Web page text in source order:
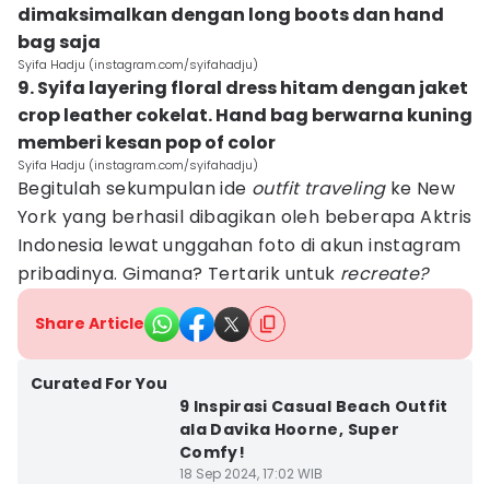
dimaksimalkan dengan long boots dan hand
bag saja
Syifa Hadju (instagram.com/syifahadju)
9. Syifa layering floral dress hitam dengan jaket
crop leather cokelat. Hand bag berwarna kuning
memberi kesan pop of color
Syifa Hadju (instagram.com/syifahadju)
Begitulah sekumpulan ide outfit travelingke New
York yang berhasil dibagikan oleh beberapa Aktris
Indonesia lewat unggahan foto di akun instagram
pribadinya. Gimana? Tertarik untuk recreate?
Share Article
Curated For You
9 Inspirasi Casual Beach Outfit
ala Davika Hoorne, Super
Comfy!
18 Sep 2024, 17:02 WIB